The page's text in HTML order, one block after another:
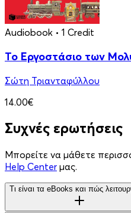
Audiobook • 1 Credit
Το Εργοστάσιο των
Σώτη Τριανταφύλλου
14.00€
Συχνές ερωτήσεις
Μπορείτε να μάθετε
Help Center μας.
Τι είναι τα eBooks και πώς